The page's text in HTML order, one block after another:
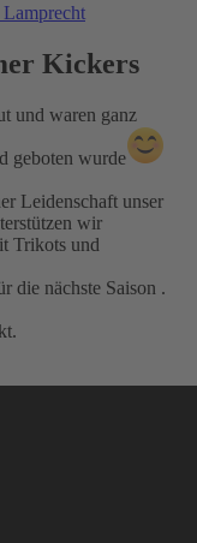
Kickers
und waren ganz
geboten wurde
Leidenschaft unser
wir
Trikots und
die nächste Saison .